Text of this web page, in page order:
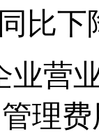
比下
营
理